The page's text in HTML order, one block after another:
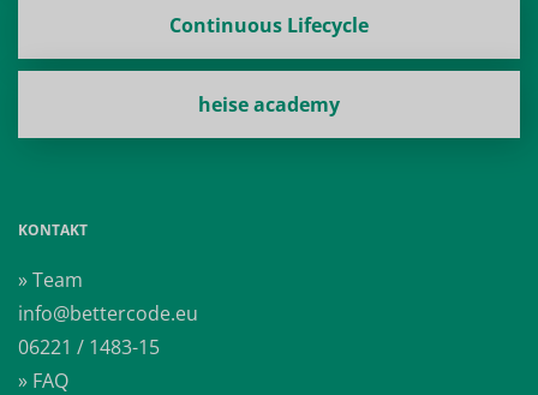
Continuous Lifecycle
heise academy
KONTAKT
» Team
info@bettercode.eu
06221 / 1483-15
» FAQ